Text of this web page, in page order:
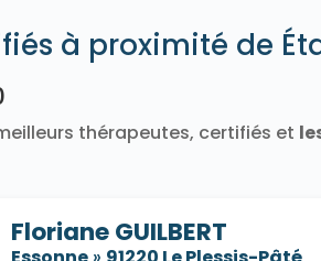
à proximité de
thérapeutes, certifiés et
Floriane GUILBERT